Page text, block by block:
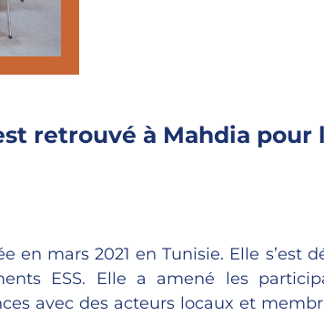
retrouvé à Mahdia
mars 2021 en Tunisie. Elle s’est
ESS. Elle a amené les
avec des acteurs locaux et